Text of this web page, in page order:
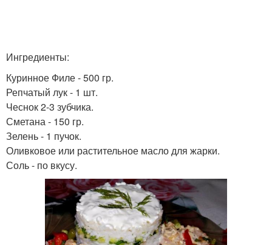
Ингредиенты:
Куринное Филе - 500 гр.
Репчатый лук - 1 шт.
Чеснок 2-3 зубчика.
Сметана - 150 гр.
Зелень - 1 пучок.
Оливковое или растительное масло для жарки.
Соль - по вкусу.